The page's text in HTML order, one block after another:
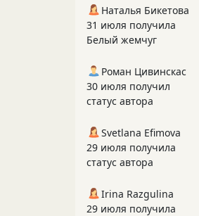
Наталья Бикетова
31 июля получила
Белый жемчуг
Роман Цивинскас
30 июля получил
статус автора
Svetlana Efimova
29 июля получила
статус автора
Irina Razgulina
29 июля получила